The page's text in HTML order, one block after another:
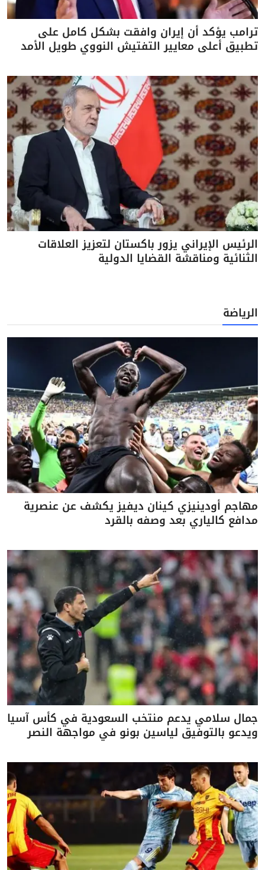
ترامب يؤكد أن إيران وافقت بشكل كامل على
تطبيق أعلى معايير التفتيش النووي طويل الأمد
الرئيس الإيراني يزور باكستان لتعزيز العلاقات
الثنائية ومناقشة القضايا الدولية
الرياضة
مهاجم أودينيزي كينان ديفيز يكشف عن عنصرية
مدافع كالياري بعد وصفه بالقرد
جمال سلامي يدعم منتخب السعودية في كأس آسيا
ويدعو بالتوفيق لياسين بونو في مواجهة النصر